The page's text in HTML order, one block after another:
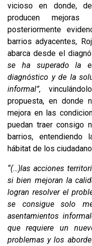
vicioso en donde,
producen
posteriormente
barrios adyacentes,
abarca desde el
se ha superado la
diagnóstico y de la
informal”,
propuesta, en donde
mejora en las
puedan traer consigo
barrios, entendiendo
hábitat de los
“(…)las acciones
si bien mejoran la
logran resolver el
se consigue solo
asentamientos
que requiere un
problemas y los